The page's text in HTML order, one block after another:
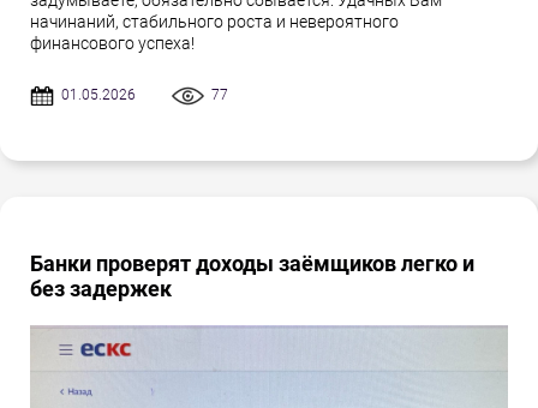
начинаний, стабильного роста и невероятного
финансового успеха!
01.05.2026 77
Банки проверят доходы заёмщиков легко и
без задержек